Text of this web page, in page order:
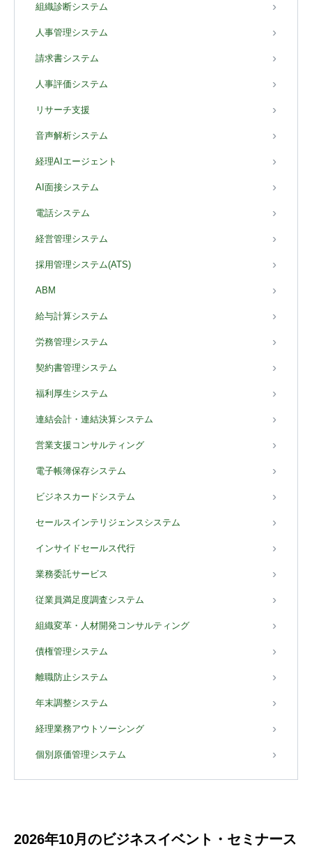
組織診断システム
人事管理システム
請求書システム
人事評価システム
リサーチ支援
音声解析システム
経理AIエージェント
AI面接システム
電話システム
経営管理システム
採用管理システム(ATS)
ABM
給与計算システム
労務管理システム
契約書管理システム
福利厚生システム
連結会計・連結決算システム
営業支援コンサルティング
電子帳簿保存システム
ビジネスカードシステム
セールスインテリジェンスシステム
インサイドセールス代行
業務委託サービス
従業員満足度調査システム
組織変革・人材開発コンサルティング
債権管理システム
離職防止システム
年末調整システム
経理業務アウトソーシング
個別原価管理システム
2026年10月のビジネスイベント・セミナース